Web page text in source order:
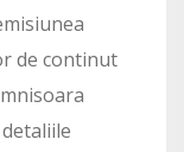
de continut